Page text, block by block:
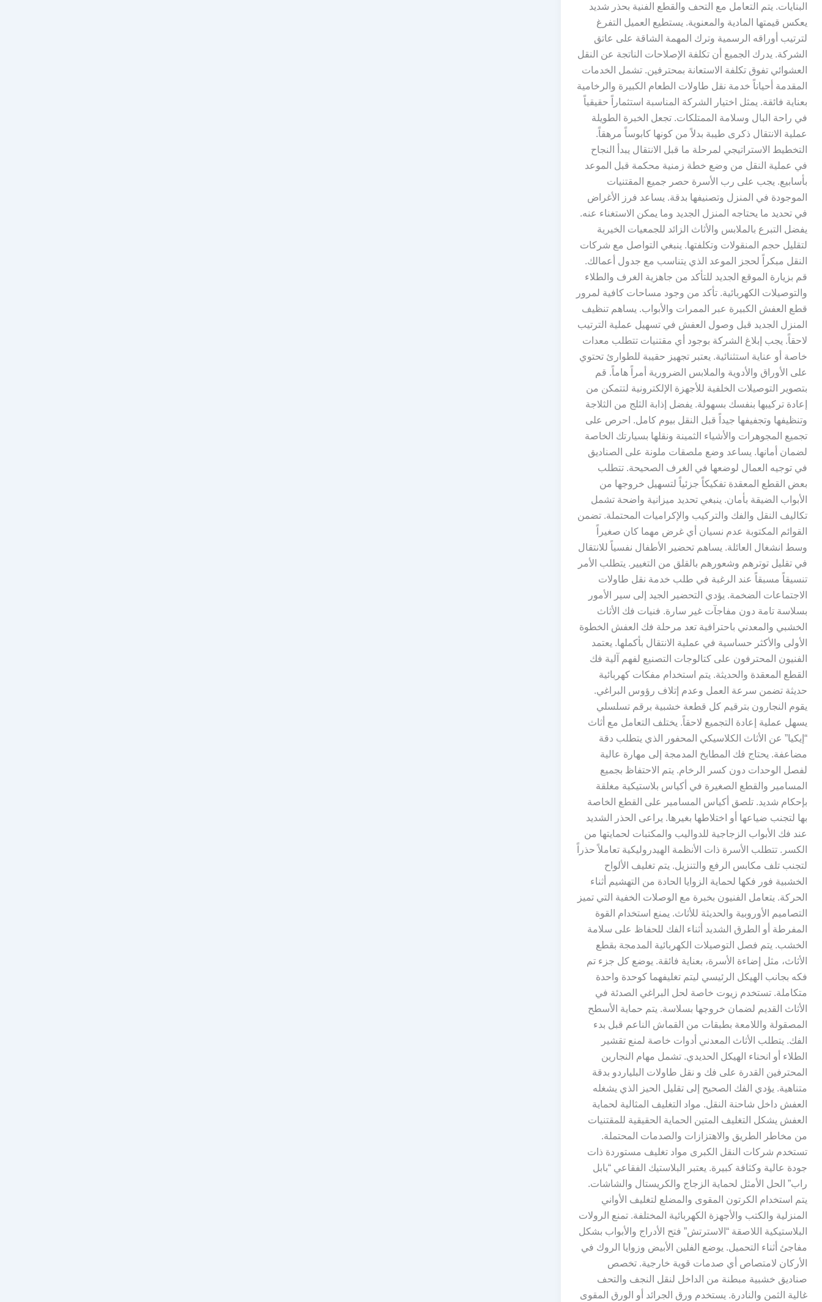
البنايات. يتم التعامل مع التحف والقطع الفنية بحذر شديد
يعكس قيمتها المادية والمعنوية. يستطيع العميل التفرغ
لترتيب أوراقه الرسمية وترك المهمة الشاقة على عاتق
الشركة. يدرك الجميع أن تكلفة الإصلاحات الناتجة عن النقل
العشوائي تفوق تكلفة الاستعانة بمحترفين. تشمل الخدمات
المقدمة أحياناً خدمة نقل طاولات الطعام الكبيرة والرخامية
بعناية فائقة. يمثل اختيار الشركة المناسبة استثماراً حقيقياً
في راحة البال وسلامة الممتلكات. تجعل الخبرة الطويلة
عملية الانتقال ذكرى طيبة بدلاً من كونها كابوساً مرهقاً.
التخطيط الاستراتيجي لمرحلة ما قبل الانتقال يبدأ النجاح
في عملية النقل من وضع خطة زمنية محكمة قبل الموعد
بأسابيع. يجب على رب الأسرة حصر جميع المقتنيات
الموجودة في المنزل وتصنيفها بدقة. يساعد فرز الأغراض
في تحديد ما يحتاجه المنزل الجديد وما يمكن الاستغناء عنه.
يفضل التبرع بالملابس والأثاث الزائد للجمعيات الخيرية
لتقليل حجم المنقولات وتكلفتها. ينبغي التواصل مع شركات
النقل مبكراً لحجز الموعد الذي يتناسب مع جدول أعمالك.
قم بزيارة الموقع الجديد للتأكد من جاهزية الغرف والطلاء
والتوصيلات الكهربائية. تأكد من وجود مساحات كافية لمرور
قطع العفش الكبيرة عبر الممرات والأبواب. يساهم تنظيف
المنزل الجديد قبل وصول العفش في تسهيل عملية الترتيب
لاحقاً. يجب إبلاغ الشركة بوجود أي مقتنيات تتطلب معدات
خاصة أو عناية استثنائية. يعتبر تجهيز حقيبة للطوارئ تحتوي
على الأوراق والأدوية والملابس الضرورية أمراً هاماً. قم
بتصوير التوصيلات الخلفية للأجهزة الإلكترونية لتتمكن من
إعادة تركيبها بنفسك بسهولة. يفضل إذابة الثلج من الثلاجة
وتنظيفها وتجفيفها جيداً قبل النقل بيوم كامل. احرص على
تجميع المجوهرات والأشياء الثمينة ونقلها بسيارتك الخاصة
لضمان أمانها. يساعد وضع ملصقات ملونة على الصناديق
في توجيه العمال لوضعها في الغرف الصحيحة. تتطلب
بعض القطع المعقدة تفكيكاً جزئياً لتسهيل خروجها من
الأبواب الضيقة بأمان. ينبغي تحديد ميزانية واضحة تشمل
تكاليف النقل والفك والتركيب والإكراميات المحتملة. تضمن
القوائم المكتوبة عدم نسيان أي غرض مهما كان صغيراً
وسط انشغال العائلة. يساهم تحضير الأطفال نفسياً للانتقال
في تقليل توترهم وشعورهم بالقلق من التغيير. يتطلب الأمر
تنسيقاً مسبقاً عند الرغبة في طلب خدمة نقل طاولات
الاجتماعات الضخمة. يؤدي التحضير الجيد إلى سير الأمور
بسلاسة تامة دون مفاجآت غير سارة. فنيات فك الأثاث
الخشبي والمعدني باحترافية تعد مرحلة فك العفش الخطوة
الأولى والأكثر حساسية في عملية الانتقال بأكملها. يعتمد
الفنيون المحترفون على كتالوجات التصنيع لفهم آلية فك
القطع المعقدة والحديثة. يتم استخدام مفكات كهربائية
حديثة تضمن سرعة العمل وعدم إتلاف رؤوس البراغي.
يقوم النجارون بترقيم كل قطعة خشبية برقم تسلسلي
يسهل عملية إعادة التجميع لاحقاً. يختلف التعامل مع أثاث
“إيكيا” عن الأثاث الكلاسيكي المحفور الذي يتطلب دقة
مضاعفة. يحتاج فك المطابخ المدمجة إلى مهارة عالية
لفصل الوحدات دون كسر الرخام. يتم الاحتفاظ بجميع
المسامير والقطع الصغيرة في أكياس بلاستيكية مغلقة
بإحكام شديد. تلصق أكياس المسامير على القطع الخاصة
بها لتجنب ضياعها أو اختلاطها بغيرها. يراعى الحذر الشديد
عند فك الأبواب الزجاجية للدواليب والمكتبات لحمايتها من
الكسر. تتطلب الأسرة ذات الأنظمة الهيدروليكية تعاملاً حذراً
لتجنب تلف مكابس الرفع والتنزيل. يتم تغليف الألواح
الخشبية فور فكها لحماية الزوايا الحادة من التهشيم أثناء
الحركة. يتعامل الفنيون بخبرة مع الوصلات الخفية التي تميز
التصاميم الأوروبية والحديثة للأثاث. يمنع استخدام القوة
المفرطة أو الطرق الشديد أثناء الفك للحفاظ على سلامة
الخشب. يتم فصل التوصيلات الكهربائية المدمجة بقطع
الأثاث، مثل إضاءة الأسرة، بعناية فائقة. يوضع كل جزء تم
فكه بجانب الهيكل الرئيسي ليتم تغليفهما كوحدة واحدة
متكاملة. تستخدم زيوت خاصة لحل البراغي الصدئة في
الأثاث القديم لضمان خروجها بسلاسة. يتم حماية الأسطح
المصقولة واللامعة بطبقات من القماش الناعم قبل بدء
الفك. يتطلب الأثاث المعدني أدوات خاصة لمنع تقشير
الطلاء أو انحناء الهيكل الحديدي. تشمل مهام النجارين
المحترفين القدرة على فك و نقل طاولات البلياردو بدقة
متناهية. يؤدي الفك الصحيح إلى تقليل الحيز الذي يشغله
العفش داخل شاحنة النقل. مواد التغليف المثالية لحماية
العفش يشكل التغليف المتين الحماية الحقيقية للمقتنيات
من مخاطر الطريق والاهتزازات والصدمات المحتملة.
تستخدم شركات النقل الكبرى مواد تغليف مستوردة ذات
جودة عالية وكثافة كبيرة. يعتبر البلاستيك الفقاعي “بابل
راب” الحل الأمثل لحماية الزجاج والكريستال والشاشات.
يتم استخدام الكرتون المقوى والمضلع لتغليف الأواني
المنزلية والكتب والأجهزة الكهربائية المختلفة. تمنع الرولات
البلاستيكية اللاصقة “الاسترتش” فتح الأدراج والأبواب بشكل
مفاجئ أثناء التحميل. يوضع الفلين الأبيض وزوايا الروك في
الأركان لامتصاص أي صدمات قوية خارجية. تخصص
صناديق خشبية مبطنة من الداخل لنقل النجف والتحف
غالية الثمن والنادرة. يستخدم ورق الجرائد أو الورق المقوى